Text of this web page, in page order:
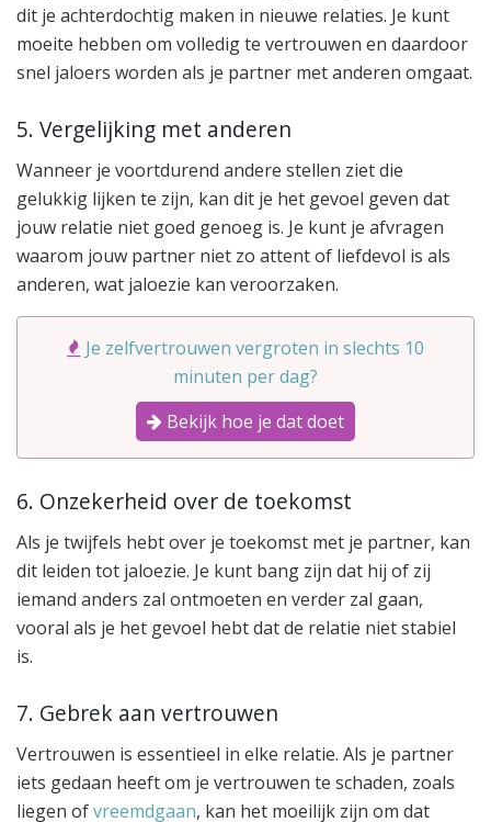
dit je achterdochtig maken in nieuwe relaties. Je kunt
moeite hebben om volledig te vertrouwen en daardoor
snel jaloers worden als je partner met anderen omgaat.
5. Vergelijking met anderen
Wanneer je voortdurend andere stellen ziet die
gelukkig lijken te zijn, kan dit je het gevoel geven dat
jouw relatie niet goed genoeg is. Je kunt je afvragen
waarom jouw partner niet zo attent of liefdevol is als
anderen, wat jaloezie kan veroorzaken.
Je zelfvertrouwen vergroten in slechts 10
minuten per dag?
Bekijk hoe je dat doet
6. Onzekerheid over de toekomst
Als je twijfels hebt over je toekomst met je partner, kan
dit leiden tot jaloezie. Je kunt bang zijn dat hij of zij
iemand anders zal ontmoeten en verder zal gaan,
vooral als je het gevoel hebt dat de relatie niet stabiel
is.
7. Gebrek aan vertrouwen
Vertrouwen is essentieel in elke relatie. Als je partner
iets gedaan heeft om je vertrouwen te schaden, zoals
liegen ofvreemdgaan, kan het moeilijk zijn om dat